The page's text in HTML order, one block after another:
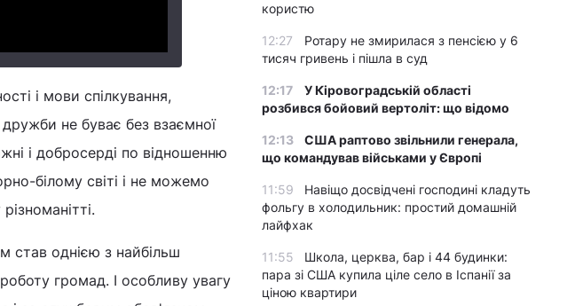
і мови спілкування,
не буває без взаємної
і добросерді по відношенню
білому світі і не можемо
став однією з найбільш
громад. І особливу увагу
користю
12:27
Ротару не змирилася з пенсією у 6
тисяч гривень і пішла в суд
12:17
У Кіровоградській області
розбився бойовий вертоліт: що відомо
12:13
США раптово звільнили генерала,
що командував військами у Європі
11:59
Навіщо досвідчені господині кладуть
фольгу в холодильник: простий домашній
лайфхак
11:55
Школа, церква, бар і 44 будинки:
пара зі США купила ціле село в Іспанії за
ціною квартири